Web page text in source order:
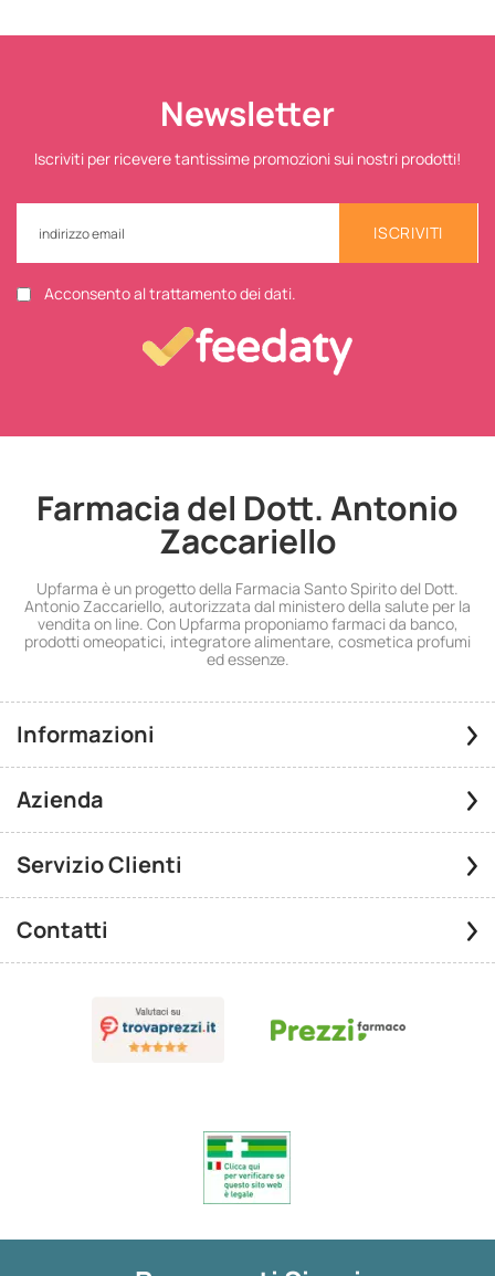
Newsletter
Iscriviti per ricevere tantissime promozioni sui nostri prodotti!
ISCRIVITI
Acconsento al trattamento dei dati.
Farmacia del Dott. Antonio
Zaccariello
Upfarma è un progetto della Farmacia Santo Spirito del Dott.
Antonio Zaccariello, autorizzata dal ministero della salute per la
vendita on line. Con Upfarma proponiamo farmaci da banco,
prodotti omeopatici, integratore alimentare, cosmetica profumi
ed essenze.
Informazioni
Azienda
Servizio Clienti
Contatti